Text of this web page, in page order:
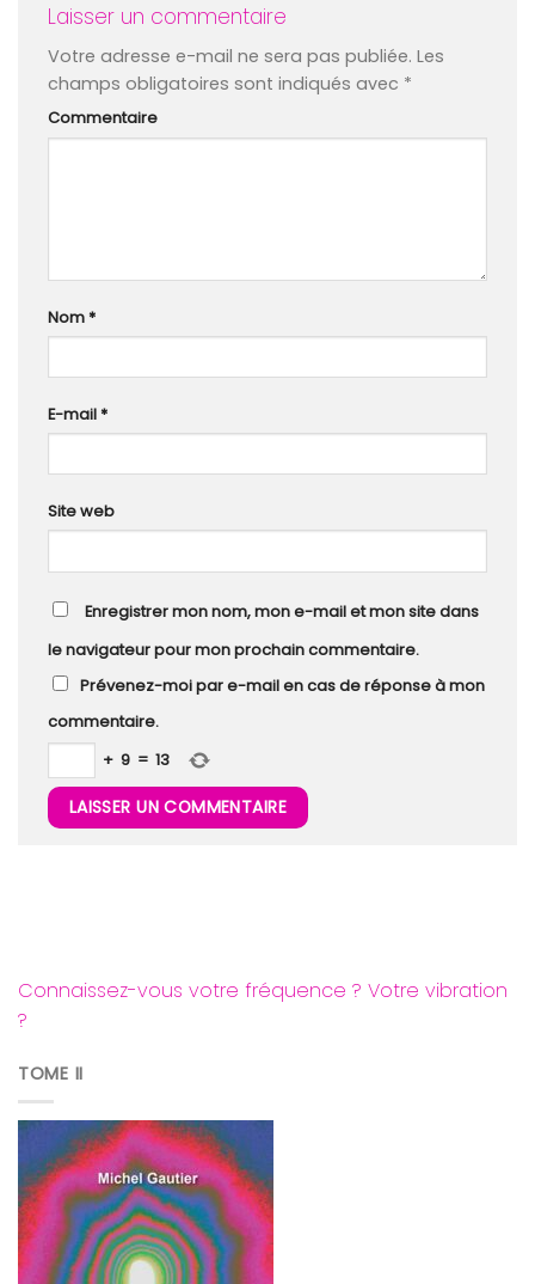
Connaissez-vous votre fréquence ? Votre vibration
?
TOME II
Laisser un commentaire
Votre adresse e-mail ne sera pas publiée. Les
champs obligatoires sont indiqués avec *
Commentaire
Nom*
E-mail*
Site web
Enregistrer mon nom, mon e-mail et mon site dans
le navigateur pour mon prochain commentaire.
Prévenez-moi par e-mail en cas de réponse à mon
commentaire.
+ 9 = 13